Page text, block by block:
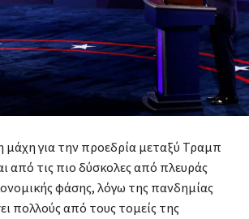
για την προεδρία μεταξύ Τραμπ
από τις πιο δύσκολες από πλευράς
φάσης, λόγω της πανδημίας
πολλούς από τους τομείς της